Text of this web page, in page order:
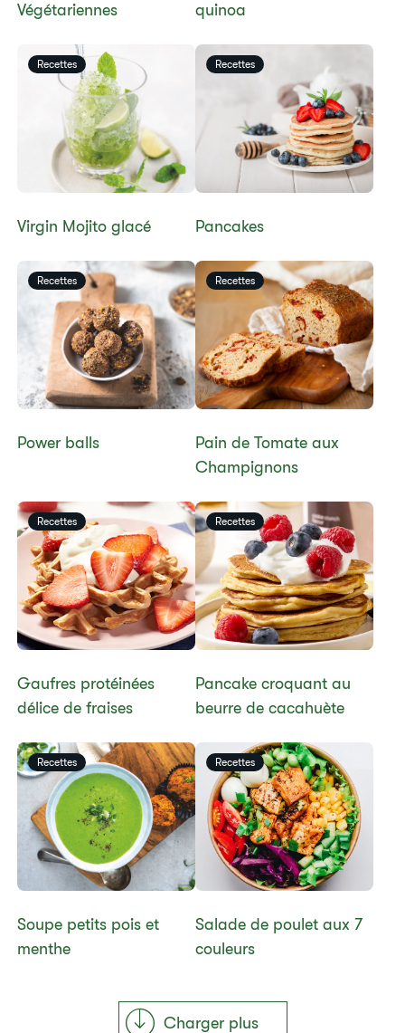
Végétariennes​
quinoa
Recettes
​Virgin Mojito glacé
Recettes
​​Pancakes​
Recettes
Power balls
Recettes
​​Pain de Tomate aux
Champignons​
Recettes
Gaufres protéinées
délice de fraises
Recettes
Pancake croquant au
beurre de cacahuète
Recettes
​​Soupe petits pois et
menthe
Recettes
Salade de poulet aux 7
couleurs
Charger plus